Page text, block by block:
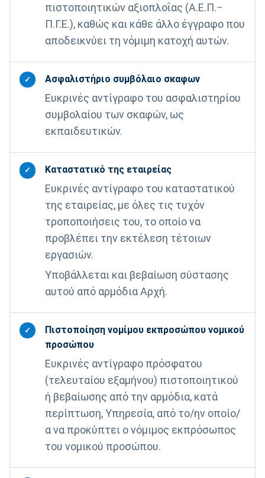
πιστοποιητικών αξιοπλοΐας (Α.Ε.Π.−
Π.Γ.Ε.), καθώς και κάθε άλλο έγγραφο που
αποδεικνύει τη νόμιμη κατοχή αυτών.
✓ Ασφαλιστήριο συμβόλαιο σκαφων
Ευκρινές αντίγραφο του ασφαλιστηρίου
συμβολαίου των σκαφών, ως
εκπαιδευτικών.
✓ Καταστατικό της εταιρείας
Ευκρινές αντίγραφο του καταστατικού
της εταιρείας, με όλες τις τυχόν
τροποποιήσεις του, το οποίο να
προβλέπει την εκτέλεση τέτοιων
εργασιών.
Υποβάλλεται και βεβαίωση σύστασης
αυτού από αρμόδια Αρχή.
✓
Πιστοποίηση νομίμου εκπροσώπου νομικού
προσώπου
Ευκρινές αντίγραφο πρόσφατου
(τελευταίου εξαμήνου) πιστοποιητικού
ή βεβαίωσης από την αρμόδια, κατά
περίπτωση, Υπηρεσία, από το/ην οποίο/
α να προκύπτει ο νόμιμος εκπρόσωπος
του νομικού προσώπου.